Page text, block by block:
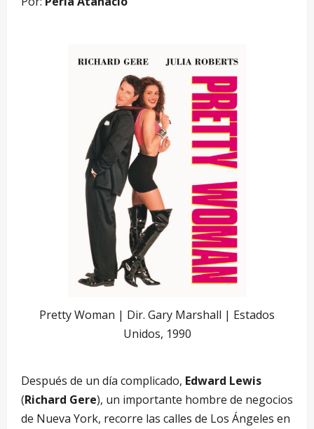
Pretty Woman | Dir. Gary Marshall | Estados
Unidos, 1990
Después de un día complicado, Edward Lewis
(Richard Gere), un importante hombre de negocios
de Nueva York, recorre las calles de Los Ángeles en